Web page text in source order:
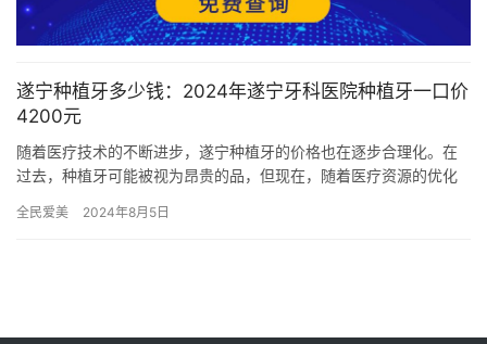
遂宁种植牙多少钱：2024年遂宁牙科医院种植牙一口价
4200元
随着医疗技术的不断进步，遂宁种植牙的价格也在逐步合理化。在
过去，种植牙可能被视为昂贵的品，但现在，随着医疗资源的优化
20…
全民爱美 2024年8月5日